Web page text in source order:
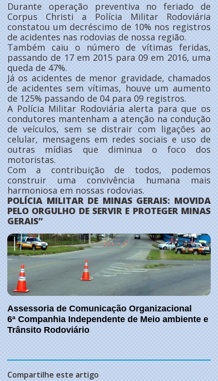
Durante operação preventiva no feriado de
Corpus Christi a Polícia Militar Rodoviária
constatou um decréscimo de 10% nos registros
de acidentes nas rodovias de nossa região.
Também caiu o número de vítimas feridas,
passando de 17 em 2015 para 09 em 2016, uma
queda de 47%.
Já os acidentes de menor gravidade, chamados
de acidentes sem vítimas, houve um aumento
de 125% passando de 04 para 09 registros.
A Polícia Militar Rodoviária alerta para que os
condutores mantenham a atenção na condução
de veículos, sem se distrair com ligações ao
celular, mensagens em redes sociais e uso de
outras mídias que diminua o foco dos
motoristas.
Com a contribuição de todos, podemos
construir uma convivência humana mais
harmoniosa em nossas rodovias.
POLÍCIA MILITAR DE MINAS GERAIS: MOVIDA
PELO ORGULHO DE SERVIR E PROTEGER MINAS
GERAIS”
Assessoria de Comunicação Organizacional
6ª Companhia Independente de Meio ambiente e
Trânsito Rodoviário
Compartilhe este artigo